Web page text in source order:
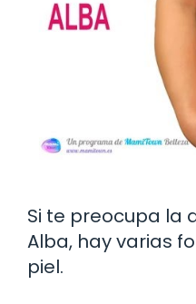
Si te preocupa la
Alba, hay varias
piel.